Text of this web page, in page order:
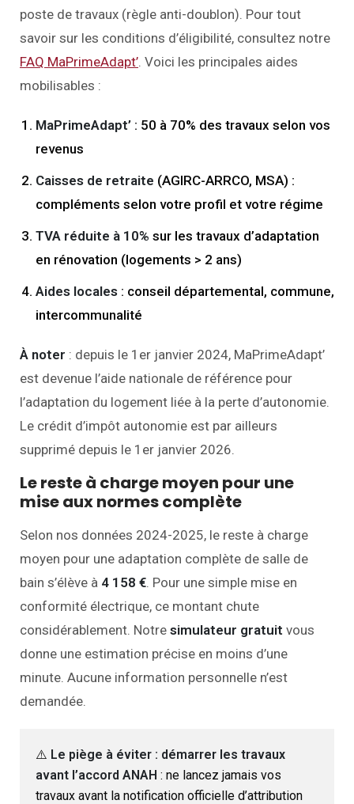
poste de travaux (règle anti-doublon). Pour tout
savoir sur les conditions d’éligibilité, consultez notre
FAQ MaPrimeAdapt’. Voici les principales aides
mobilisables :
MaPrimeAdapt’ : 50 à 70% des travaux selon vos
revenus
Caisses de retraite (AGIRC-ARRCO, MSA) :
compléments selon votre profil et votre régime
TVA réduite à 10% sur les travaux d’adaptation
en rénovation (logements > 2 ans)
Aides locales : conseil départemental, commune,
intercommunalité
À noter : depuis le 1er janvier 2024, MaPrimeAdapt’
est devenue l’aide nationale de référence pour
l’adaptation du logement liée à la perte d’autonomie.
Le crédit d’impôt autonomie est par ailleurs
supprimé depuis le 1er janvier 2026.
Le reste à charge moyen pour une
mise aux normes complète
Selon nos données 2024-2025, le reste à charge
moyen pour une adaptation complète de salle de
bain s’élève à 4 158 €. Pour une simple mise en
conformité électrique, ce montant chute
considérablement. Notre simulateur gratuit vous
donne une estimation précise en moins d’une
minute. Aucune information personnelle n’est
demandée.
⚠️ Le piège à éviter : démarrer les travaux
avant l’accord ANAH : ne lancez jamais vos
travaux avant la notification officielle d’attribution